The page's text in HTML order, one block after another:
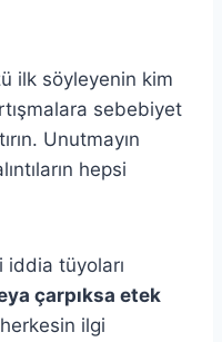
ilk söyleyenin kim
sebebiyet
Unutmayın
hepsi
iddia tüyoları
çarpıksa etek
ilgi